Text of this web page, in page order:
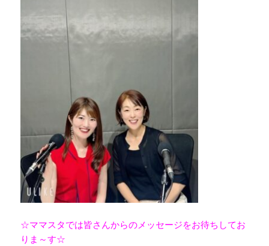
☆ママスタでは皆さんからのメッセージをお待ちしてお
りま～す☆